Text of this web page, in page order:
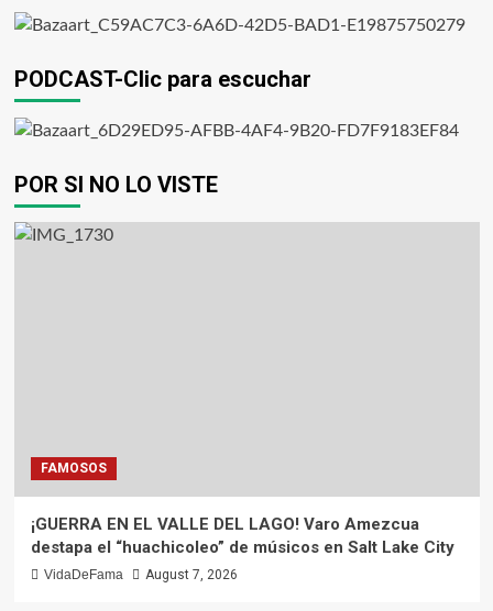
PODCAST-Clic para escuchar
POR SI NO LO VISTE
FAMOSOS
¡GUERRA EN EL VALLE DEL LAGO! Varo Amezcua
destapa el “huachicoleo” de músicos en Salt Lake City
VidaDeFama August 7, 2026